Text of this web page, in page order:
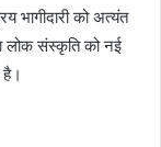
भागीदारी को अत्यंत
लोक संस्कृति को नई